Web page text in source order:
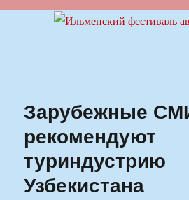
Ильменский
Зарубежные
рекомендуют
туриндустрию
Узбекистана